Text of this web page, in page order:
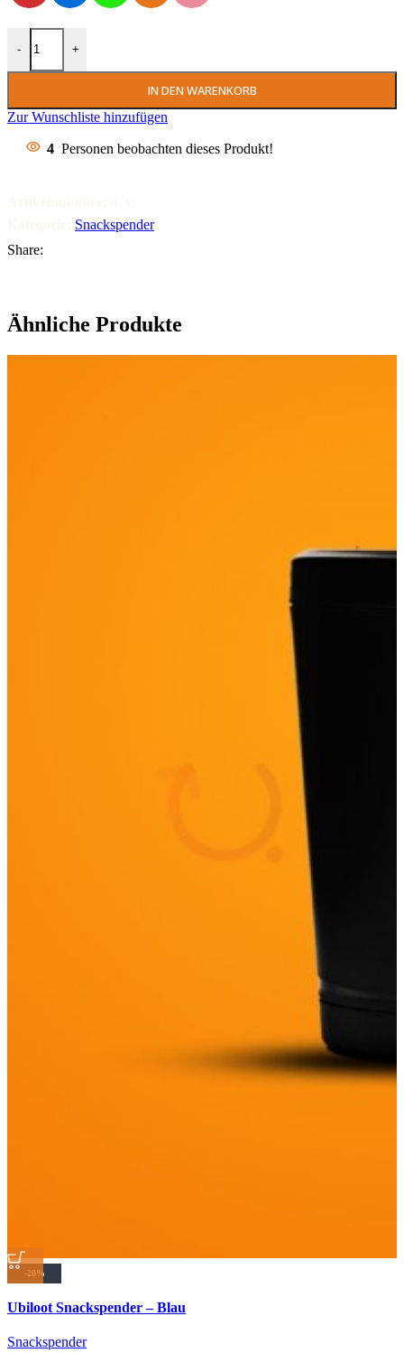
-
Ubiloot Snackspender Menge
+
IN DEN WARENKORB
Zur Wunschliste hinzufügen
4 Personen beobachten dieses Produkt!
Snackspender
Share:
Ähnliche Produkte
-20%
Zur Wunschliste hinzufügen
Ubiloot Snackspender – Blau
Snackspender